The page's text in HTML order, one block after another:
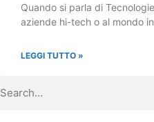
Quando si parla di
aziende hi-tech o al mondo
LEGGI TUTTO »